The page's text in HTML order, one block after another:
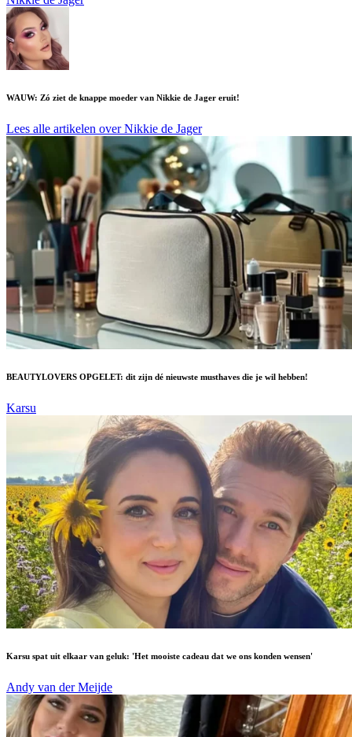
WAUW: Zó ziet de knappe moeder van Nikkie de Jager eruit!
Lees alle artikelen over Nikkie de Jager
BEAUTYLOVERS OPGELET: dit zijn dé nieuwste musthaves die je wil hebben!
Karsu
Karsu spat uit elkaar van geluk: 'Het mooiste cadeau dat we ons konden wensen'
Andy van der Meijde